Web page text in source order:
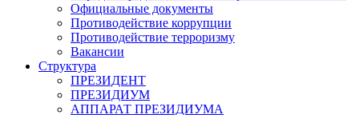
Официальные документы
Противодействие коррупции
Противодействие терроризму
Вакансии
Структура
ПРЕЗИДЕНТ
ПРЕЗИДИУМ
АППАРАТ ПРЕЗИДИУМА